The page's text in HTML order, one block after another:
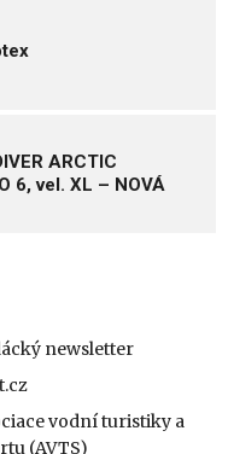
ARCTIC
6, vel. XL – NOVÁ
newsletter
vodní turistiky a
(AVTS)